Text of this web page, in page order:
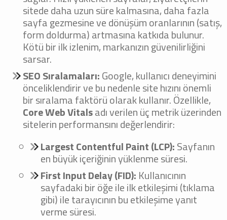
sitede daha uzun süre kalmasına, daha fazla
sayfa gezmesine ve dönüşüm oranlarının (satış,
form doldurma) artmasına katkıda bulunur.
Kötü bir ilk izlenim, markanızın güvenilirliğini
sarsar.
SEO Sıralamaları:Google, kullanıcı deneyimini
önceliklendirir ve bu nedenle site hızını önemli
bir sıralama faktörü olarak kullanır. Özellikle,
Core Web Vitalsadı verilen üç metrik üzerinden
sitelerin performansını değerlendirir:
Largest Contentful Paint (LCP):Sayfanın
en büyük içeriğinin yüklenme süresi.
First Input Delay (FID): Kullanıcının
sayfadaki bir öğe ile ilk etkileşimi (tıklama
gibi) ile tarayıcının bu etkileşime yanıt
verme süresi.